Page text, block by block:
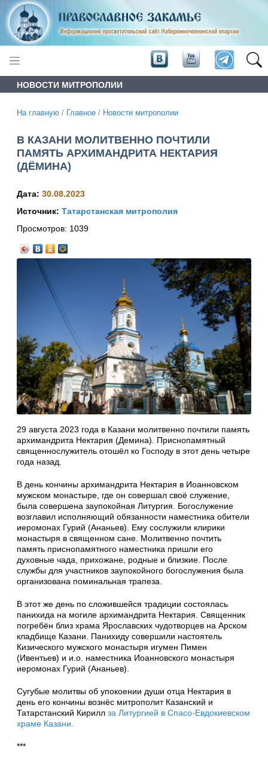
НОВОСТИ МИТРОПОЛИИ
На главную / Главное / Новости митрополии
В КАЗАНИ МОЛИТВЕННО ПОЧТИЛИ
ПАМЯТЬ АРХИМАНДРИТА НЕКТАРИЯ
(ДЁМИНА)
Дата: 30.08.2023
Источник: Татарстанская митрополия
Просмотров: 1039
29 августа 2023 года в Казани молитвенно почтили память
архимандрита Нектария (Демина). Приснопамятный
священнослужитель отошёл ко Господу в этот день четыре
года назад.
В день кончины архимандрита Нектария в Иоанновском
мужском монастыре, где он совершал своё служение,
была совершена заупокойная Литургия. Богослужение
возглавил исполняющий обязанности наместника обители
иеромонах Гурий (Ананьев). Ему сослужили клирики
монастыря в священном сане. Молитвенно почтить
память приснопамятного наместника пришли его
духовные чада, прихожане, родные и близкие. После
службы для участников заупокойного богослужения была
организована поминальная трапеза.
В этот же день по сложившейся традиции состоялась
панихида на могиле архимандрита Нектария. Священник
погребён близ храма Ярославских чудотворцев на Арском
кладбище Казани. Панихиду совершили настоятель
Кизического мужского монастыря игумен Пимен
(Ивентьев) и и.о. наместника Иоанновского монастыря
иеромонах Гурий (Ананьев).
Сугубые молитвы об упокоении души отца Нектария в
день его кончины вознёс митрополит Казанский и
Татарстанский Кирилл за Литургией в Спасо-Евдокиевском
храме Казани.
***